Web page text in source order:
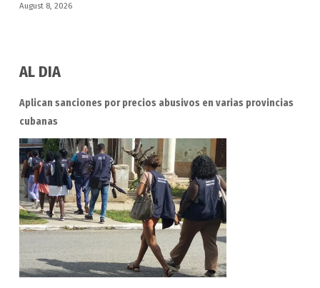
August 8, 2026
AL DIA
Aplican sanciones por precios abusivos en varias provincias
cubanas